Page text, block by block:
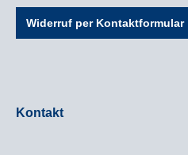
Widerruf per Kontaktformular
Kontakt